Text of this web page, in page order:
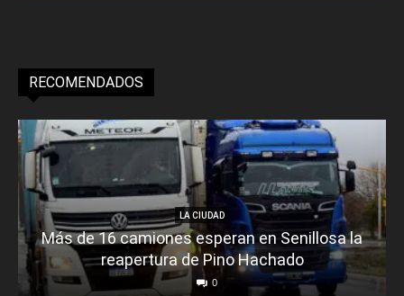
RECOMENDADOS
LA CIUDAD
Más de 16 camiones esperan en Senillosa la
reapertura de Pino Hachado
0